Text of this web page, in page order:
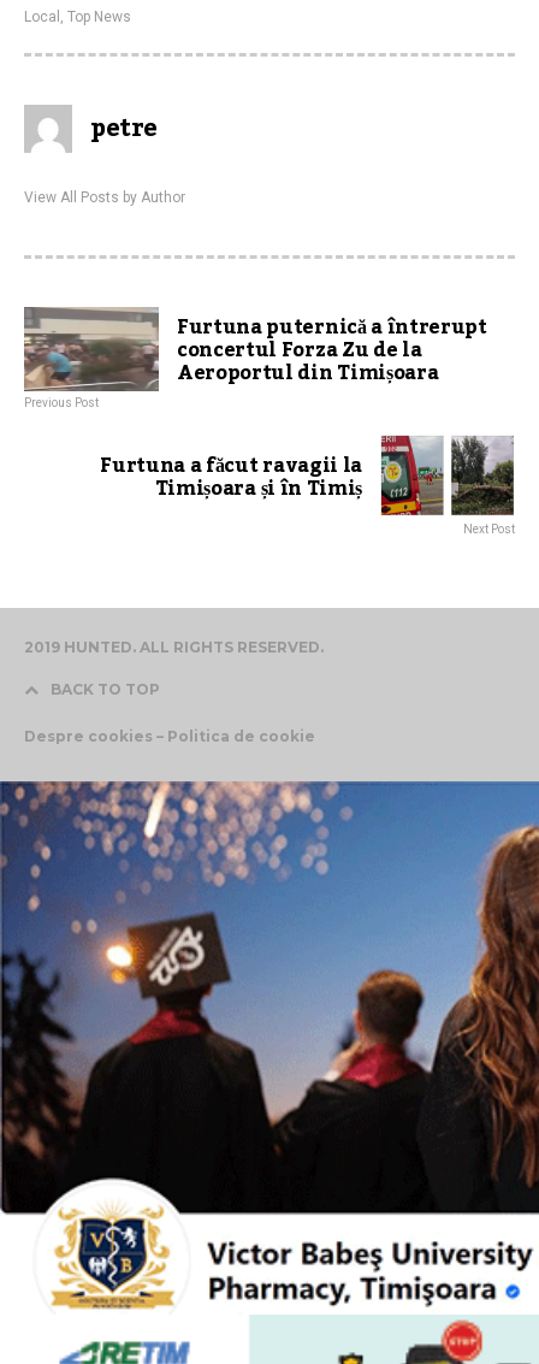
Local , Top News
petre
View All Posts by Author
Furtuna puternică a întrerupt
concertul Forza Zu de la
Aeroportul din Timișoara
Previous Post
Furtuna a făcut ravagii la
Timișoara și în Timiș
Next Post
2019 HUNTED. ALL RIGHTS RESERVED.
BACK TO TOP
Despre cookies – Politica de cookie